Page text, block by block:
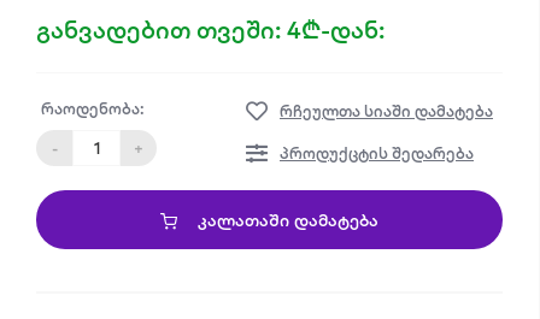
განვადებით თვეში: 4₾-დან:
რაოდენობა:
- +
რჩეულთა სიაში დამატება
პროდუქცტის შედარება
ᲙᲐᲚᲐᲗᲐᲨᲘ ᲓᲐᲛᲐᲢᲔᲑᲐ